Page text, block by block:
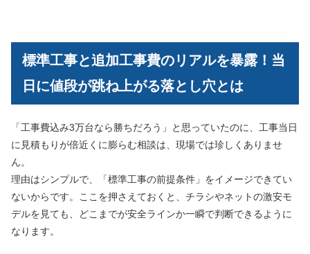
標準工事と追加工事費のリアルを暴露！当
日に値段が跳ね上がる落とし穴とは
「工事費込み3万台なら勝ちだろう」と思っていたのに、工事当日
に見積もりが倍近くに膨らむ相談は、現場では珍しくありませ
ん。
理由はシンプルで、「標準工事の前提条件」をイメージできてい
ないからです。ここを押さえておくと、チラシやネットの激安モ
デルを見ても、どこまでが安全ラインか一瞬で判断できるように
なります。